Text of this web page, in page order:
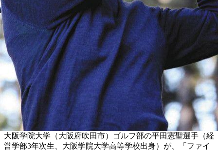
大阪学院大学（大阪府吹田市）ゴルフ部の平田憲聖選手（経
営学部3年次生、大阪学院大学高等学校出身）が、「ファイ